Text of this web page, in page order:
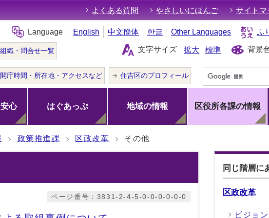
よくある質問 やさしいにほんご サイトマ
Language English 中文簡体 한글 Other Languages ふ
組織・問合せ一覧 文字サイズ 拡大 標準 背景
開庁時間・所在地・アクセスなど 住吉区のプロフィール
心 はぐあっぷ 地域の情報 区役所各課の情報
政策推進課 区政改革 その他
ページ番号：3831-2-4-5-0-0-0-0-0-0
同じ階層に
区政改革
ビジョ